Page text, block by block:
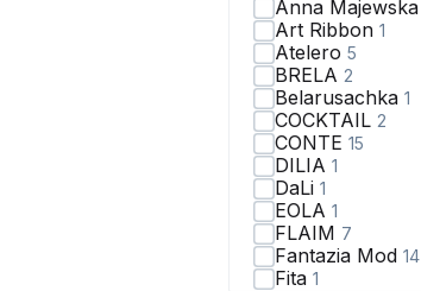
Anna Majewska
Art Ribbon 1
Atelero 5
BRELA 2
Belarusachka 1
COCKTAIL 2
CONTE 15
DILIA 1
DaLi 1
EOLA 1
FLAIM 7
Fantazia Mod 14
Fita 1